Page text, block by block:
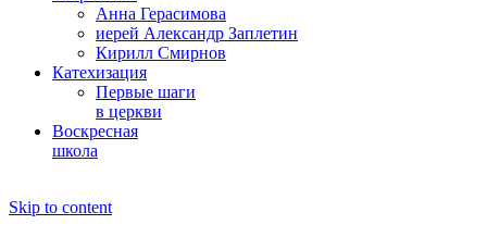
Анна Герасимова
иерей Александр Заплетин
Кирилл Смирнов
Катехизация
Первые шаги
в церкви
Воскресная
школа
Skip to content